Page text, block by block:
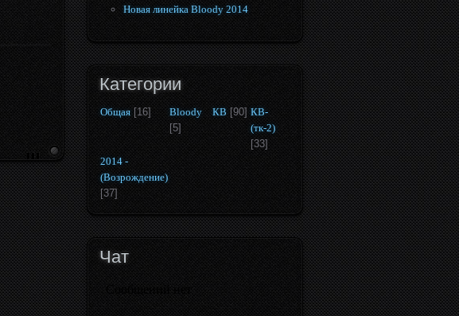
Новая линейка Bloody 2014
Категории
Общая [16]
Bloody
[5]
КВ [90] КВ-
(тк-2)
[33]
2014 -
(Возрождение)
[37]
Чат